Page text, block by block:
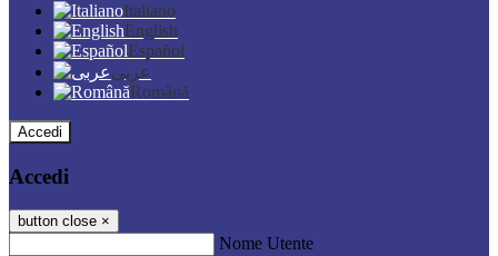
Italiano
English
Español
عربى
Română
Accedi
Accedi
button close ×
Nome Utente